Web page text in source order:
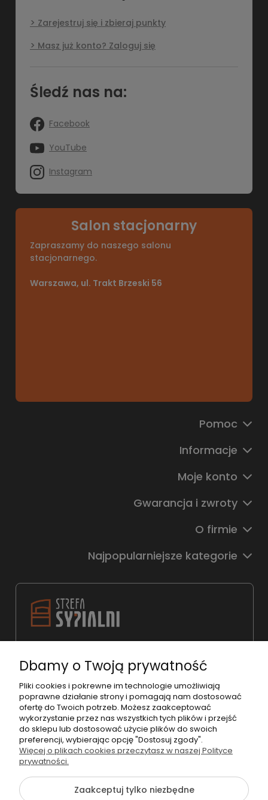
Zarejestruj się i zbieraj punkty
Masz już konto? Zaloguj się
Śledź nas na:
Facebook
YouTube
Instagram
Salon stacjonarny
Zapraszamy do naszego salonu
stacjonarnego.
Warszawa, ul. Trakt Brzeski 56
Pomoc
Informacje
Moje konto
Gwarancja i zwroty
O firmie
Najpopularniejsze kategorie
shop@strefasypialni.pl
Pon. - Pt. 11:00 - 19:00
Sob.
10:00 - 15:00
Dbamy o Twoją prywatność
Pliki cookies i pokrewne im technologie umożliwiają
poprawne działanie strony i pomagają nam dostosować
ofertę do Twoich potrzeb. Możesz zaakceptować
wykorzystanie przez nas wszystkich tych plików i przejść
do sklepu lub dostosować użycie plików do swoich
preferencji, wybierając opcję "Dostosuj zgody".
Więcej o plikach cookies przeczytasz w naszej Polityce
prywatności.
Zaakceptuj tylko niezbędne